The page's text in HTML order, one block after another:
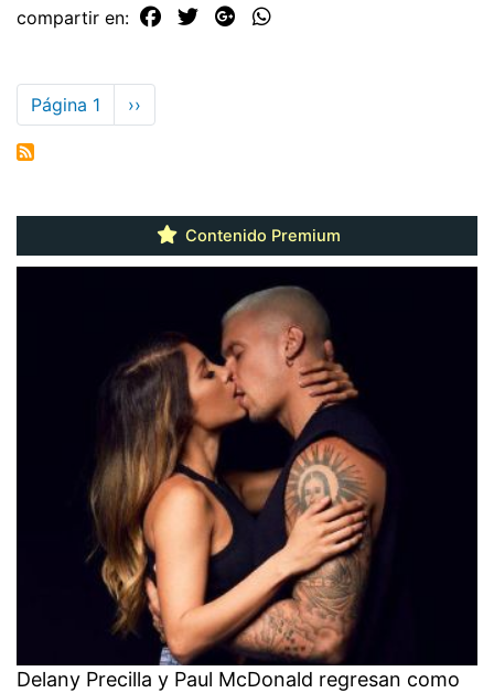
compartir en:
Paginación
Página 1
Siguiente
página
››
Contenido Premium
Delany Precilla y Paul McDonald regresan como